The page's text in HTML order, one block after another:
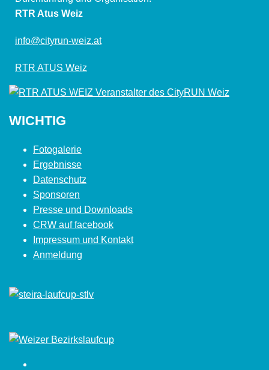
RTR Atus Weiz
info@cityrun-weiz.at
RTR ATUS Weiz
WICHTIG
Fotogalerie
Ergebnisse
Datenschutz
Sponsoren
Presse und Downloads
CRW auf facebook
Impressum und Kontakt
Anmeldung